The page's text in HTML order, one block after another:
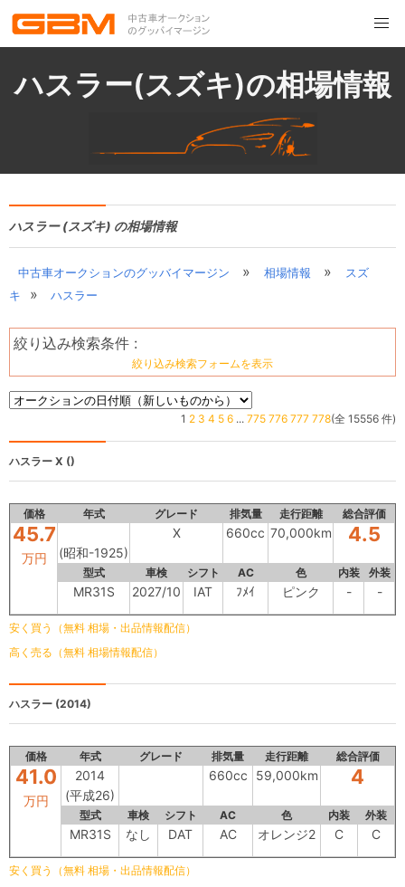
ハスラー(スズキ)の相場情報
ハスラー (スズキ) の相場情報
中古車オークションのグッバイマージン » 相場情報 »
スズ
キ
» ハスラー
絞り込み検索条件 :
絞り込み検索フォームを表示
1 2 3 4 5 6 ... 775 776 777 778(全 15556 件)
ハスラー X ()
価格 年式 グレード 排気量 走行距離 総合評価
45.7
万円 (昭和-1925)
X 660cc 70,000km 4.5
型式 車検 シフト AC 色 内装 外装
MR31S 2027/10 IAT ﾌﾒｲ ピンク - -
安く買う（無料 相場・出品情報配信）
高く売る（無料 相場情報配信）
ハスラー (2014)
価格 年式 グレード 排気量 走行距離 総合評価
41.0
万円
2014
(平成26)
660cc 59,000km 4
型式 車検 シフト AC 色 内装 外装
MR31S なし DAT AC オレンジ2 C C
安く買う（無料 相場・出品情報配信）